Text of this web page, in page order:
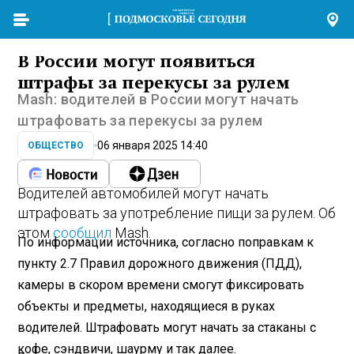
В России могут появиться
штрафы за перекусы за рулем
Mash: водителей в России могут начать
штрафовать за перекусы за рулем
ОБЩЕСТВО 06 января 2025 14:40
Водителей автомобилей могут начать
штрафовать за употребление пищи за рулем. Об
этом сообщил Mash.
По информации источника, согласно поправкам к
пункту 2.7 Правил дорожного движения (ПДД),
камеры в скором времени смогут фиксировать
объекты и предметы, находящиеся в руках
водителей. Штрафовать могут начать за стаканы с
кофе, сэндвичи, шаурму и так далее.